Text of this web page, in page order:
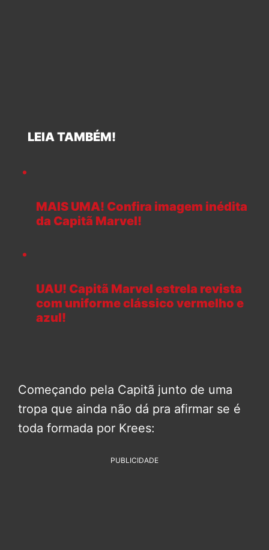
LEIA TAMBÉM!
MAIS UMA! Confira imagem inédita
da Capitã Marvel!
UAU! Capitã Marvel estrela revista
com uniforme clássico vermelho e
azul!
Começando pela Capitã junto de uma
tropa que ainda não dá pra afirmar se é
toda formada por Krees:
PUBLICIDADE